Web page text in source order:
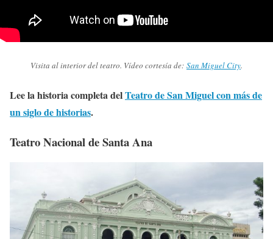
Visita al interior del teatro. Vídeo cortesía de: San Miguel City.
Lee la historia completa delTeatro de San Miguel con más de
un siglo de historias.
Teatro Nacional de Santa Ana